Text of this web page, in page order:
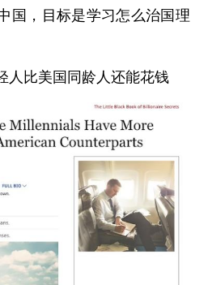
国，目标是学习怎么治国理
人比美国同龄人还能花钱